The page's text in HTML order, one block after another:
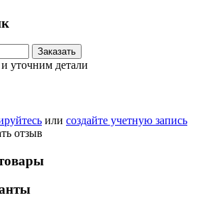
Заказать
уточним детали
или создайте учетную запись
отзыв